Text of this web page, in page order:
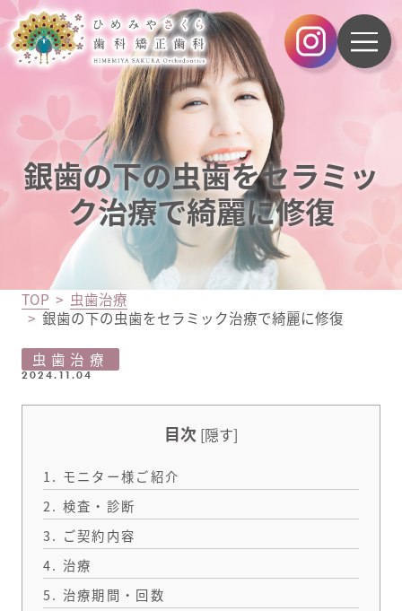
銀歯の下の虫歯をセラミッ
ク治療で綺麗に修復
TOP
虫歯治療
銀歯の下の虫歯をセラミック治療で綺麗に修復
虫歯治療
2024.11.04
目次 [隠す]
1. モニター様ご紹介
2. 検査・診断
3. ご契約内容
4. 治療
5. 治療期間・回数